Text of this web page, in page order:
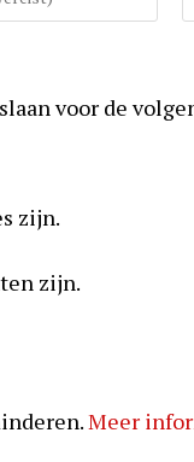
in
voor de
zijn.
zijn.
Meer